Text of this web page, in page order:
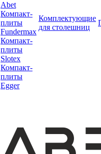
Abet
Компакт-
плиты
Fundermax
Компакт-
плиты
Slotex
Компакт-
плиты
Egger
Комплектующие
для столешниц